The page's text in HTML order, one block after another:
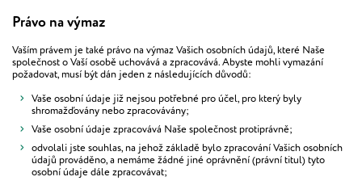
Právo na výmaz
Vaším právem je také právo na výmaz Vašich osobních údajů, které Naše
společnost o Vaší osobě uchovává a zpracovává. Abyste mohli vymazání
požadovat, musí být dán jeden z následujících důvodů:
Vaše osobní údaje již nejsou potřebné pro účel, pro který byly
shromažďovány nebo zpracovávány;
Vaše osobní údaje zpracovává Naše společnost protiprávně;
odvolali jste souhlas, na jehož základě bylo zpracování Vašich osobních
údajů prováděno, a nemáme žádné jiné oprávnění (právní titul) tyto
osobní údaje dále zpracovávat;